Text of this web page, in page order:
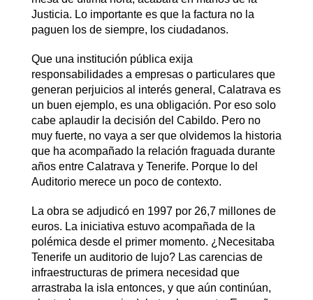
Justicia. Lo importante es que la factura no la
paguen los de siempre, los ciudadanos.
Que una institución pública exija
responsabilidades a empresas o particulares que
generan perjuicios al interés general, Calatrava es
un buen ejemplo, es una obligación. Por eso solo
cabe aplaudir la decisión del Cabildo. Pero no
muy fuerte, no vaya a ser que olvidemos la historia
que ha acompañado la relación fraguada durante
años entre Calatrava y Tenerife. Porque lo del
Auditorio merece un poco de contexto.
La obra se adjudicó en 1997 por 26,7 millones de
euros. La iniciativa estuvo acompañada de la
polémica desde el primer momento. ¿Necesitaba
Tenerife un auditorio de lujo? Las carencias de
infraestructuras de primera necesidad que
arrastraba la isla entonces, y que aún continúan,